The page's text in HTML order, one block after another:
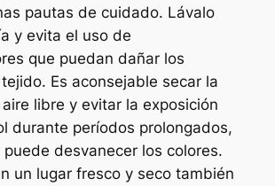
pautas de cuidado. Lávalo
y evita el uso de
que puedan dañar los
Es aconsejable secar la
libre y evitar la exposición
durante períodos prolongados,
desvanecer los colores.
un lugar fresco y seco también